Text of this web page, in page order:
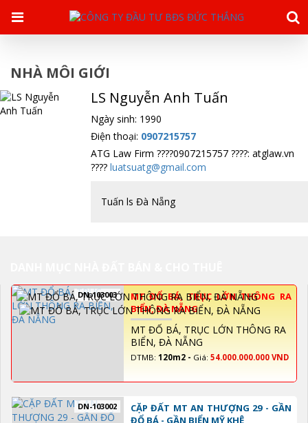
NHÀ MÔI GIỚI
LS Nguyễn Anh Tuấn
Ngày sinh: 1990
Điện thoại: 0907215757
ATG Law Firm ????0907215757 ????: atglaw.vn
???? luatsuatg@gmail.com
Tuấn ls Đà Nẵng
DN-103003
MT ĐỔ BÁ, TRỤC LỚN THÔNG RA
BIỂN, ĐÀ NẴNG
MT ĐỔ BÁ, TRỤC LỚN THÔNG RA
BIỂN, ĐÀ NẴNG
DTMB: 120m2 - Giá: 54.000.000.000 VND
DN-103002
CẶP ĐẤT MT AN THƯỢNG 29 - GẦN
ĐỔ BÁ - GẦN BIỂN MỸ KHÊ